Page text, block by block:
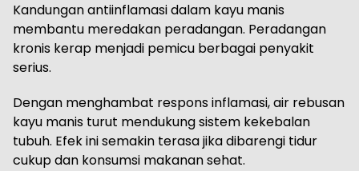
Kandungan antiinflamasi dalam kayu manis
membantu meredakan peradangan. Peradangan
kronis kerap menjadi pemicu berbagai penyakit
serius.
Dengan menghambat respons inflamasi, air rebusan
kayu manis turut mendukung sistem kekebalan
tubuh. Efek ini semakin terasa jika dibarengi tidur
cukup dan konsumsi makanan sehat.